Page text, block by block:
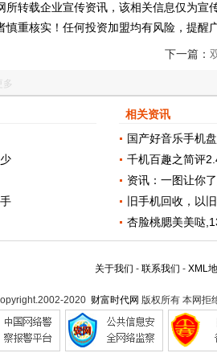
所转载企业宣传资讯，该相关信息仅为宣
重核实！任何投资加盟均有风险，提醒
下一篇：
多
相关资讯
国产好音乐手机
千机百趣之简评
资讯：一图让你
旧手机回收，以
杏脸桃腮美美哒
关于我们 - 联系我们 - XML
2020 财富时代网 版权所有 本网拒